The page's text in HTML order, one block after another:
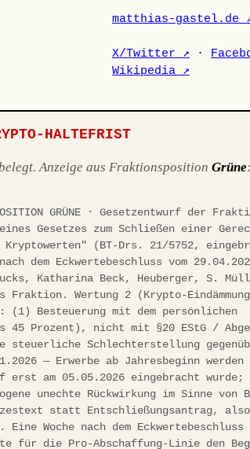
matthias-gastel.de
X/Twitter ↗ ·
Wikipedia ↗
HALTEFRIST
Anzeige aus FraktionspositionGrüne
GRÜNE · Gesetzentwurf der
eines Gesetzes zum Schließen einer
Kryptowerten" (BT-Drs. 21/5752,
dem Eckwertebeschluss vom
Katharina Beck, Heuberger, S.
Wertung 2 (Krypto-
(1) Besteuerung mit dem persönlichen
45 Prozent), nicht mit §20 EStG /
Schlechterstellung
— Erwerbe ab Jahresbeginn
erst am 05.05.2026 eingebracht wurde;
unechte Rückwirkung im Sinne von
statt Entschließungsantrag,
Woche nach dem Eckwertebeschluss
für die Pro-Abschaffung-Linie den